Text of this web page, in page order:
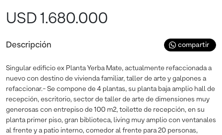
USD 1.680.000
Descripción compartir
Singular edificio ex Planta Yerba Mate, actualmente refaccionada a
nuevo con destino de vivienda familiar, taller de arte y galpones a
refaccionar.- Se compone de 4 plantas, su planta baja amplio hall de
recepción, escritorio, sector de taller de arte de dimensiones muy
generosas con entrepiso de 100 m2, toilette de recepción, en su
planta primer piso, gran biblioteca, living muy amplio con ventanales
al frente y a patio interno, comedor al frente para 20 personas,